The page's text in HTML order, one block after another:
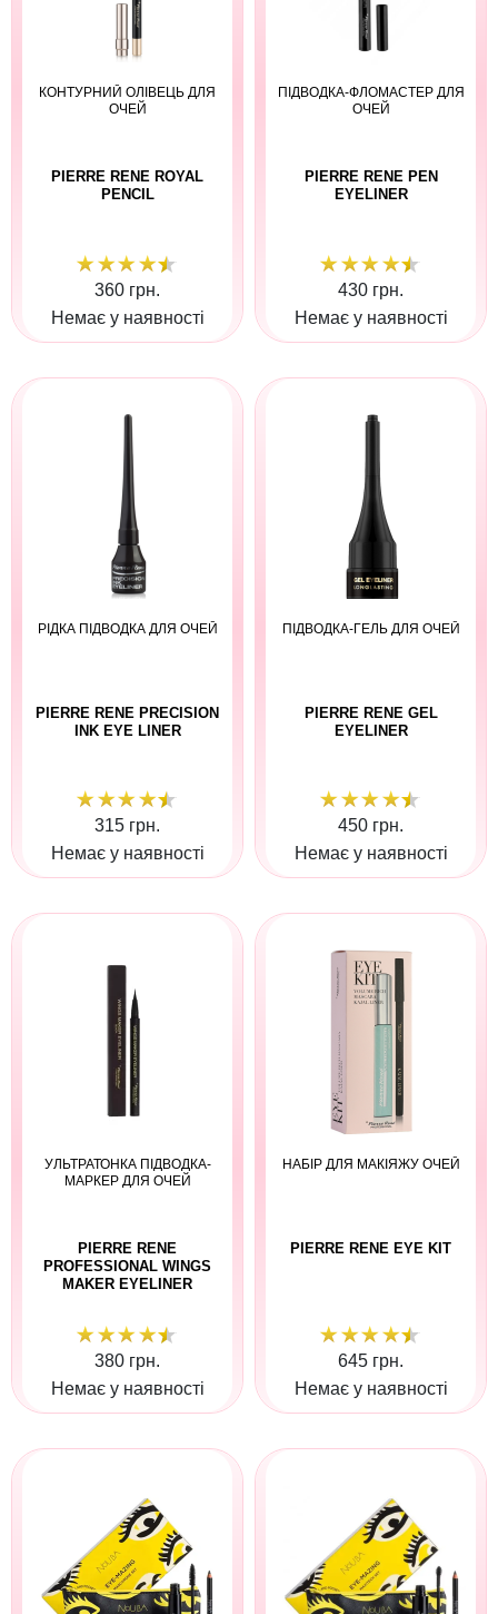
КОНТУРНИЙ ОЛІВЕЦЬ ДЛЯ
ОЧЕЙ
PIERRE RENE ROYAL
PENCIL
360 грн.
Немає у наявності
ПІДВОДКА-ФЛОМАСТЕР ДЛЯ
ОЧЕЙ
PIERRE RENE PEN
EYELINER
430 грн.
Немає у наявності
РІДКА ПІДВОДКА ДЛЯ ОЧЕЙ
PIERRE RENE PRECISION
INK EYE LINER
315 грн.
Немає у наявності
ПІДВОДКА-ГЕЛЬ ДЛЯ ОЧЕЙ
PIERRE RENE GEL
EYELINER
450 грн.
Немає у наявності
УЛЬТРАТОНКА ПІДВОДКА-
МАРКЕР ДЛЯ ОЧЕЙ
PIERRE RENE
PROFESSIONAL WINGS
MAKER EYELINER
380 грн.
Немає у наявності
НАБІР ДЛЯ МАКІЯЖУ ОЧЕЙ
PIERRE RENE EYE KIT
645 грн.
Немає у наявності